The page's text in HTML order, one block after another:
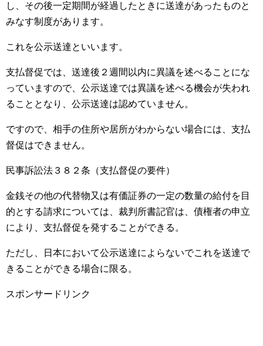
し、その後一定期間が経過したときに送達があったものと
みなす制度があります。
これを公示送達といいます。
支払督促では、送達後２週間以内に異議を述べることにな
っていますので、公示送達では異議を述べる機会が失われ
ることとなり、公示送達は認めていません。
ですので、相手の住所や居所がわからない場合には、支払
督促はできません。
民事訴訟法３８２条（支払督促の要件）
金銭その他の代替物又は有価証券の一定の数量の給付を目
的とする請求については、裁判所書記官は、債権者の申立
により、支払督促を発することができる。
ただし、日本において公示送達によらないでこれを送達で
きることができる場合に限る。
スポンサードリンク